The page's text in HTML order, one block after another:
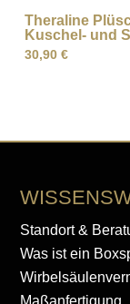
Theraline
Kuschel- und
30,90€
Standort &
Was ist ein
Maßanfertigung